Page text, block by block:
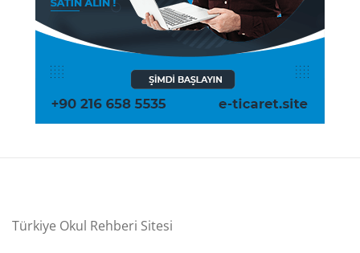
Türkiye Okul Rehberi Sitesi